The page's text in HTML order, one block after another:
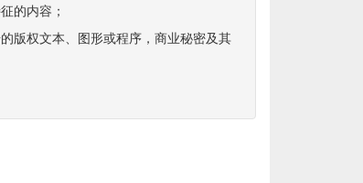
的内容；
版权文本、图形或程序，商业秘密及其